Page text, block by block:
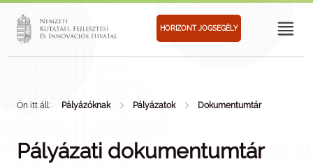
HORIZONT JOGSEGÉLY
Ön itt áll: Pályázóknak Pályázatok Dokumentumtár
Pályázati dokumentumtár